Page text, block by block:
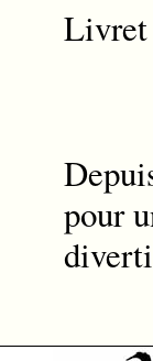
Livret
pour